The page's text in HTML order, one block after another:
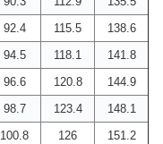
92.4 115.5
138.6
94.5 118.1
141.8
96.6 120.8
144.9
98.7 123.4
148.1
100.8 126
151.2